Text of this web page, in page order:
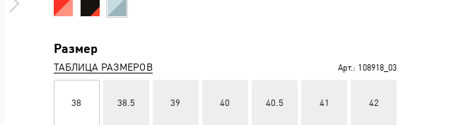
Размер
ТАБЛИЦА РАЗМЕРОВ Арт.: 108918_03
38 38.5 39 40 40.5 41 42